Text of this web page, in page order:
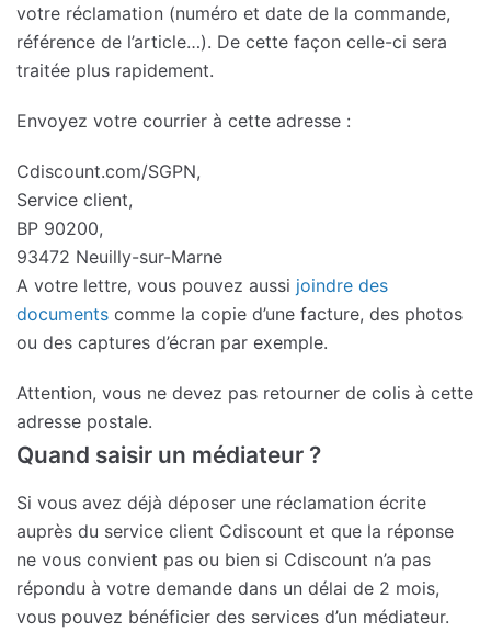
votre réclamation (numéro et date de la commande,
référence de l’article…). De cette façon celle-ci sera
traitée plus rapidement.
Envoyez votre courrier à cette adresse :
Cdiscount.com/SGPN,
Service client,
BP 90200,
93472 Neuilly-sur-Marne
A votre lettre, vous pouvez aussi joindre des
documents comme la copie d’une facture, des photos
ou des captures d’écran par exemple.
Attention, vous ne devez pas retourner de colis à cette
adresse postale.
Quand saisir un médiateur ?
Si vous avez déjà déposer une réclamation écrite
auprès du service client Cdiscount et que la réponse
ne vous convient pas ou bien si Cdiscount n’a pas
répondu à votre demande dans un délai de 2 mois,
vous pouvez bénéficier des services d’un médiateur.